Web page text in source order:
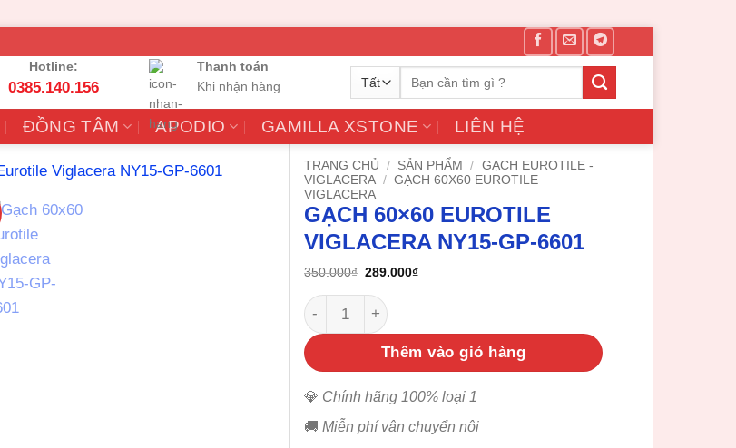
Hotline:
0385.140.156
Thanh toán
Khi nhận hàng
Tìm
ĐỒNG TÂM APODIO GAMILLA XSTONE LIÊN HỆ
TRANG CHỦ / SẢN PHẨM / GẠCH EUROTILE -
VIGLACERA / GẠCH 60X60 EUROTILE
VIGLACERA
GẠCH 60×60 EUROTILE
VIGLACERA NY15-GP-6601
350.000₫ Giá
là:
350.000₫.
289.000₫Giá
Gạch 60x60 Eurotile Viglacera NY15-GP-6601 số lượng
Thêm vào giỏ hàng
💎 Chính hãng 100% loại 1
🚚 Miễn phí vận chuyển nội